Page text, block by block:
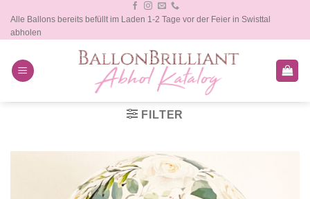
Inhalt
springen
Alle Ballons bereits befüllt im Laden 1-2 Tage vor der Feier in Swisttal
abholen
FILTER